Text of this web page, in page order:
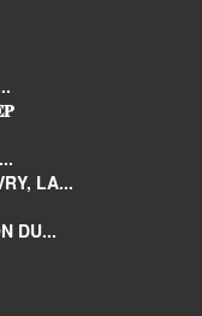
LA...
DU...